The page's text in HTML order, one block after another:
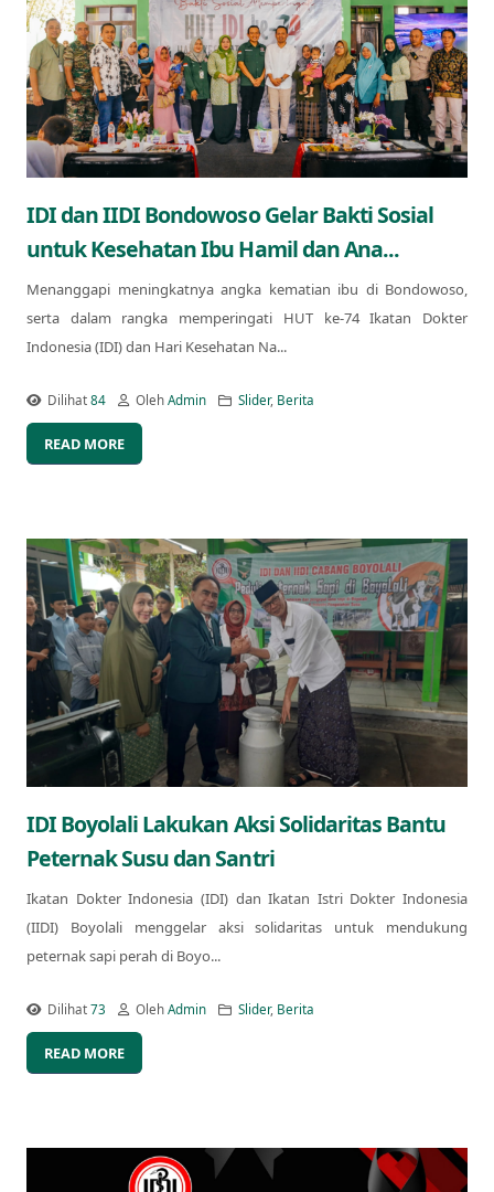
IDI dan IIDI Bondowoso Gelar Bakti Sosial
untuk Kesehatan Ibu Hamil dan Ana...
Menanggapi meningkatnya angka kematian ibu di Bondowoso,
serta dalam rangka memperingati HUT ke-74 Ikatan Dokter
Indonesia (IDI) dan Hari Kesehatan Na...
Dilihat84 OlehAdmin Slider, Berita
READ MORE
IDI Boyolali Lakukan Aksi Solidaritas Bantu
Peternak Susu dan Santri
Ikatan Dokter Indonesia (IDI) dan Ikatan Istri Dokter Indonesia
(IIDI) Boyolali menggelar aksi solidaritas untuk mendukung
peternak sapi perah di Boyo...
Dilihat73 OlehAdmin Slider, Berita
READ MORE